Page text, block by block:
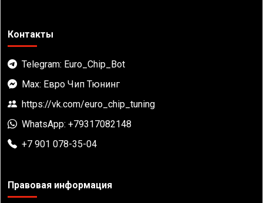
Контакты
Telegram: Euro_Chip_Bot
Max: Евро Чип Тюнинг
https://vk.com/euro_chip_tuning
WhatsApp: +79317082148
+7 901 078-35-04
Правовая информация